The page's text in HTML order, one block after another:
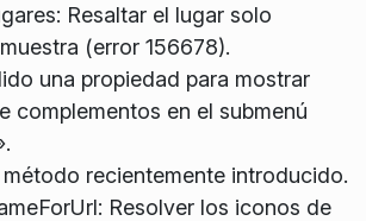
Resaltar el lugar solo
(error 156678).
una propiedad para mostrar
complementos en el submenú
método recientemente introducido.
Resolver los iconos de